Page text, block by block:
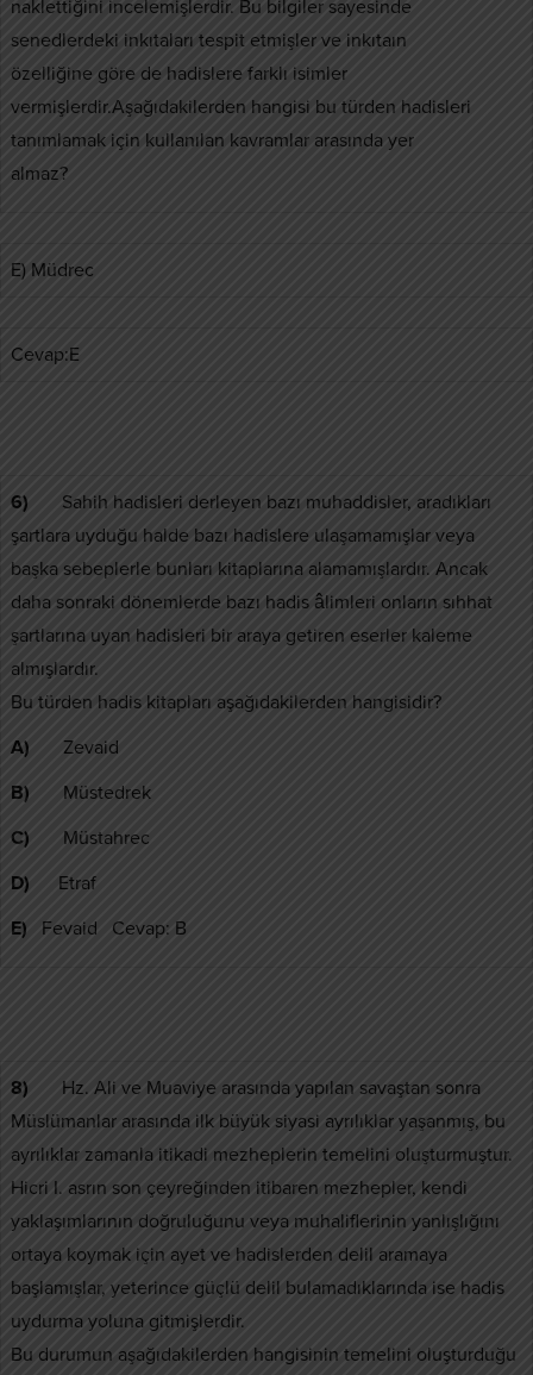
naklettiğini incelemişlerdir. Bu bilgiler sayesinde
senedlerdeki inkıtaları tespit etmişler ve inkıtaın
özelliğine göre de hadislere farklı isimler
vermişlerdir.Aşağıdakilerden hangisi bu türden hadisleri
tanımlamak için kullanılan kavramlar arasında yer
almaz?
E) Müdrec
Cevap:E
6) Sahih hadisleri derleyen bazı muhaddisler, aradıkları
şartlara uyduğu halde bazı hadislere ulaşamamışlar veya
başka sebeplerle bunları kitaplarına alamamışlardır. Ancak
daha sonraki dönemlerde bazı hadis âlimleri onların sıhhat
şartlarına uyan hadisleri bir araya getiren eserler kaleme
almışlardır.
Bu türden hadis kitapları aşağıdakilerden hangisidir?
A)
Zevaid
B)
Müstedrek
C)
Müstahrec
D) Etraf
E)
Fevaid Cevap: B
8) Hz. Ali ve Muaviye arasında yapılan savaştan sonra
Müslümanlar arasında ilk büyük siyasi ayrılıklar yaşanmış, bu
ayrılıklar zamanla itikadi mezheplerin temelini oluşturmuştur.
Hicri I. asrın son çeyreğinden itibaren mezhepler, kendi
yaklaşımlarının doğruluğunu veya muhaliflerinin yanlışlığını
ortaya koymak için ayet ve hadislerden delil aramaya
başlamışlar, yeterince güçlü delil bulamadıklarında ise hadis
uydurma yoluna gitmişlerdir.
Bu durumun aşağıdakilerden hangisinin temelini oluşturduğu